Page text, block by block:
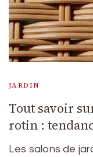
JARDIN
Tout savoir
rotin :
Les salons de